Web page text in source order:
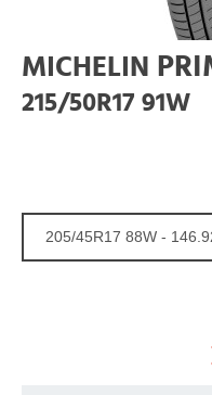
MICHELIN
215/50R17 91W
205/45R17 88W -